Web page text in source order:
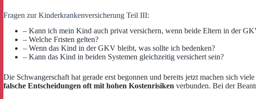
Fragen zur Kinderkrankenversicherung Teil III:
– Kann ich mein Kind auch privat versichern, wenn beide Eltern in der
– Welche Fristen gelten?
– Wenn das Kind in der GKV bleibt, was sollte ich bedenken?
– Kann das Kind in beiden Systemen gleichzeitig versichert sein?
Die Schwangerschaft hat gerade erst begonnen und bereits jetzt machen sich
falsche Entscheidungen oft mit hohen Kostenrisiken verbunden. Bei der